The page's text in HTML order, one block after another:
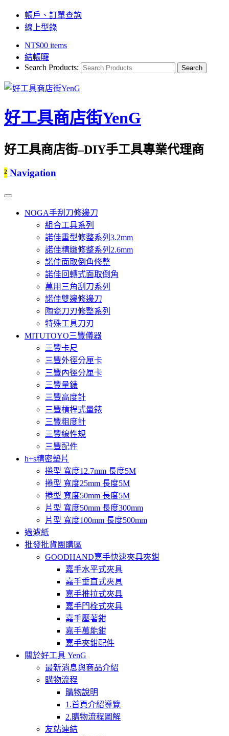
帳戶、訂單查詢
線上型錄
NT$00 items
結帳囉
Search Products:
好工具商店街YenG
好工具商店街–DIY手工具專業代理商
² Navigation
NOGA手刮刀修邊刀
組合工具系列
諾佳重型修整系列3.2mm
諾佳精緻修整系列2.6mm
諾佳面取倒角修整
諾佳回轉式面取倒角
萬用三角刮刀系列
諾佳雙邊修邊刀
陶瓷刀刃修整系列
特殊工具刀刃
MITUTOYO三豐儀器
三豐卡尺
三豐外徑分厘卡
三豐內徑分厘卡
三豐量錶
三豐高度計
三豐槓桿式量錶
三豐粗度計
三豐線性規
三豐配件
h+s精密墊片
捲型 寬度12.7mm 長度5M
捲型 寬度25mm 長度5M
捲型 寬度50mm 長度5M
片型 寬度50mm 長度300mm
片型 寬度100mm 長度500mm
過濾紙
批發批貨團購區
GOODHAND嘉手快速夾具夾鉗
嘉手水平式夾具
嘉手垂直式夾具
嘉手推拉式夾具
嘉手門栓式夾具
嘉手壓著鉗
嘉手萬能鉗
嘉手夾鉗配件
關於好工具 YenG
最新消息與商品介紹
購物流程
購物說明
1.首頁介紹導覽
2.購物流程圖解
友站連結